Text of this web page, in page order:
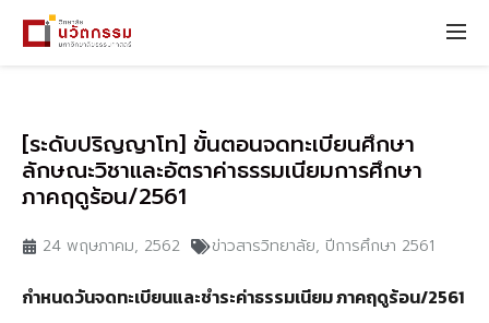
[ระดับปริญญาโท] ขั้นตอนจดทะเบียนศึกษา
ลักษณะวิชาและอัตราค่าธรรมเนียมการศึกษา
ภาคฤดูร้อน/2561
24 พฤษภาคม, 2562 ข่าวสารวิทยาลัย, ปีการศึกษา 2561
กำหนดวันจดทะเบียนและชำระค่าธรรมเนียม ภาคฤดูร้อน/2561